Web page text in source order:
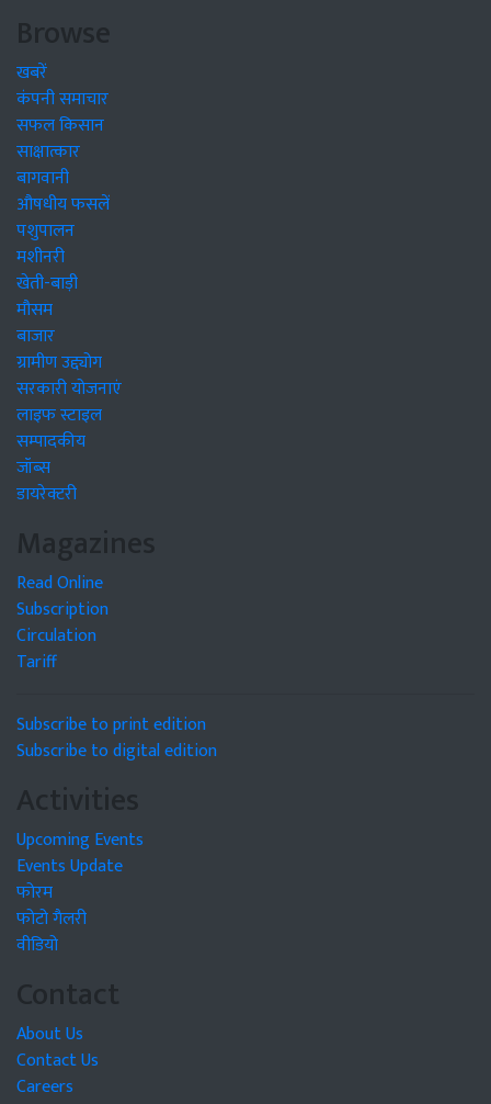
Browse
खबरें
कंपनी समाचार
सफल किसान
साक्षात्कार
बागवानी
औषधीय फसलें
पशुपालन
मशीनरी
खेती-बाड़ी
मौसम
बाजार
ग्रामीण उद्द्योग
सरकारी योजनाएं
लाइफ स्टाइल
सम्पादकीय
जॉब्स
डायरेक्टरी
Magazines
Read Online
Subscription
Circulation
Tariff
Subscribe to print edition
Subscribe to digital edition
Activities
Upcoming Events
Events Update
फोरम
फोटो गैलरी
वीडियो
Contact
About Us
Contact Us
Careers